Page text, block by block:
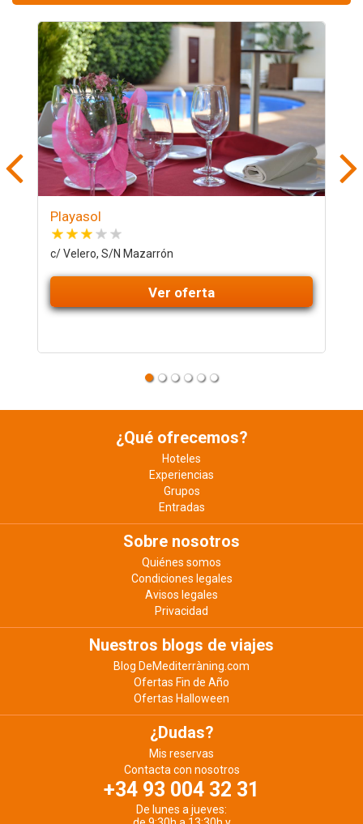
Playasol
c/ Velero, S/N Mazarrón
Ver oferta
¿Qué ofrecemos?
Hoteles
Experiencias
Grupos
Entradas
Sobre nosotros
Quiénes somos
Condiciones legales
Avisos legales
Privacidad
Nuestros blogs de viajes
Blog DeMediterràning.com
Ofertas Fin de Año
Ofertas Halloween
¿Dudas?
Mis reservas
Contacta con nosotros
+34 93 004 32 31
De lunes a jueves: